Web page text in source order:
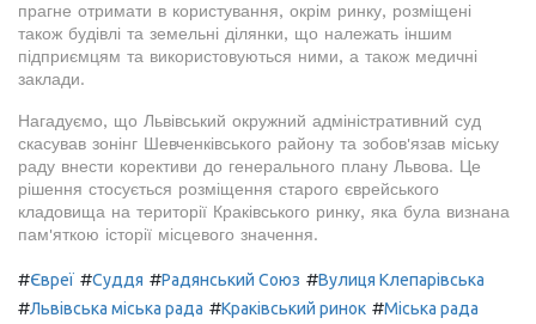
прагне отримати в користування, окрім ринку, розміщені
також будівлі та земельні ділянки, що належать іншим
підприємцям та використовуються ними, а також медичні
заклади.
Нагадуємо, що Львівський окружний адміністративний суд
скасував зонінг Шевченківського району та зобов'язав міську
раду внести корективи до генерального плану Львова. Це
рішення стосується розміщення старого єврейського
кладовища на території Краківського ринку, яка була визнана
пам'яткою історії місцевого значення.
#Євреї #Суддя #Радянський Союз #Вулиця Клепарівська
#Львівська міська рада #Краківський ринок #Міська рада